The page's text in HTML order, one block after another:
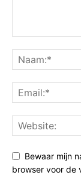
Bewaar mijn
browser voor de